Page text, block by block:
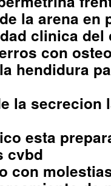
la arena en
clinica del
con
hendidura
la secrecion
esta
cvbd
con